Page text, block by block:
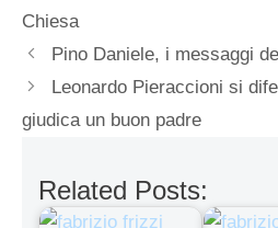
Chiesa
Pino Daniele, i messaggi
Leonardo Pieraccioni si
giudica un buon padre
Related Posts: